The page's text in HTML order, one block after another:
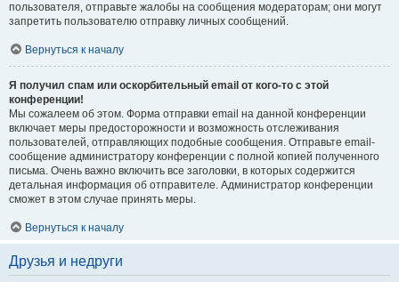
пользователя, отправьте жалобы на сообщения модераторам; они могут
запретить пользователю отправку личных сообщений.
Вернуться к началу
Я получил спам или оскорбительный email от кого-то с этой
конференции!
Мы сожалеем об этом. Форма отправки email на данной конференции
включает меры предосторожности и возможность отслеживания
пользователей, отправляющих подобные сообщения. Отправьте email-
сообщение администратору конференции с полной копией полученного
письма. Очень важно включить все заголовки, в которых содержится
детальная информация об отправителе. Администратор конференции
сможет в этом случае принять меры.
Вернуться к началу
Друзья и недруги